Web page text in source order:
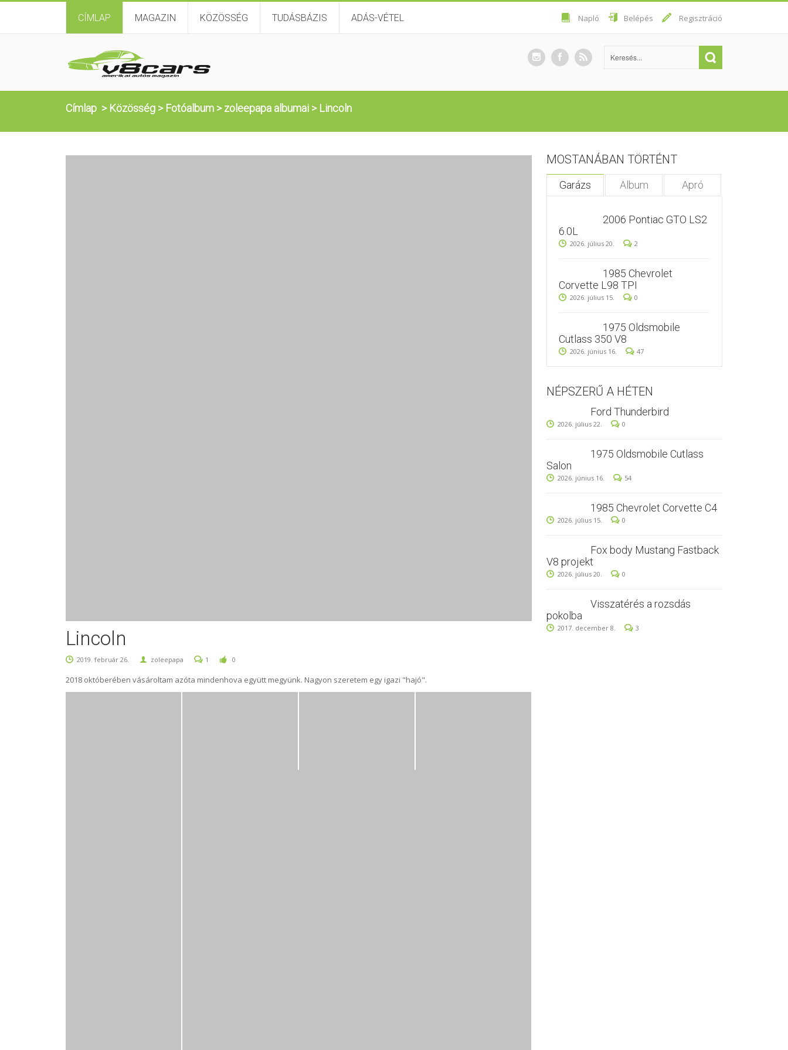
CÍMLAP MAGAZIN KÖZÖSSÉG TUDÁSBÁZIS ADÁS-VÉTEL Napló Belépés Regisztráció
Címlap > Közösség > Fotóalbum >zoleepapa albumai > Lincoln
Lincoln
2019. február 26. zoleepapa 1 0
2018 októberében vásároltam azóta mindenhova együtt megyünk. Nagyon szeretem egy igazi "hajó".
MOSTANÁBAN TÖRTÉNT
Garázs Album Apró
2006 Pontiac GTO LS2
6.0L
2026. július 20. 2
1985 Chevrolet
Corvette L98 TPI
2026. július 15. 0
1975 Oldsmobile
Cutlass 350 V8
2026. június 16. 47
NÉPSZERŰ A HÉTEN
Ford Thunderbird
2026. július 22. 0
1975 Oldsmobile Cutlass
Salon
2026. június 16. 54
1985 Chevrolet Corvette C4
2026. július 15. 0
Fox body Mustang Fastback
V8 projekt
2026. július 20. 0
Visszatérés a rozsdás
pokolba
2017. december 8. 3